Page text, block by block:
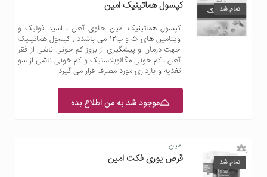
تمام شد کپسول هماتینیک امین
کپسول هماتینیک امین حاوی آهن ، اسید فولیک و
ویتامین های ث و ب12 می باشدد . کپسول هماتینیک
جهت درمان و پیشگیری از بروز کم خونی ناشی از فقر
آهن ، کم خونی مگالوبلاستیک و کم خونی ناشی از سو
تغذیه و بارداری مورد مصرف قرار می گیرد
موجود شد به من اطلاع بده
تمام شد
امین
قرص یوری فکت امین